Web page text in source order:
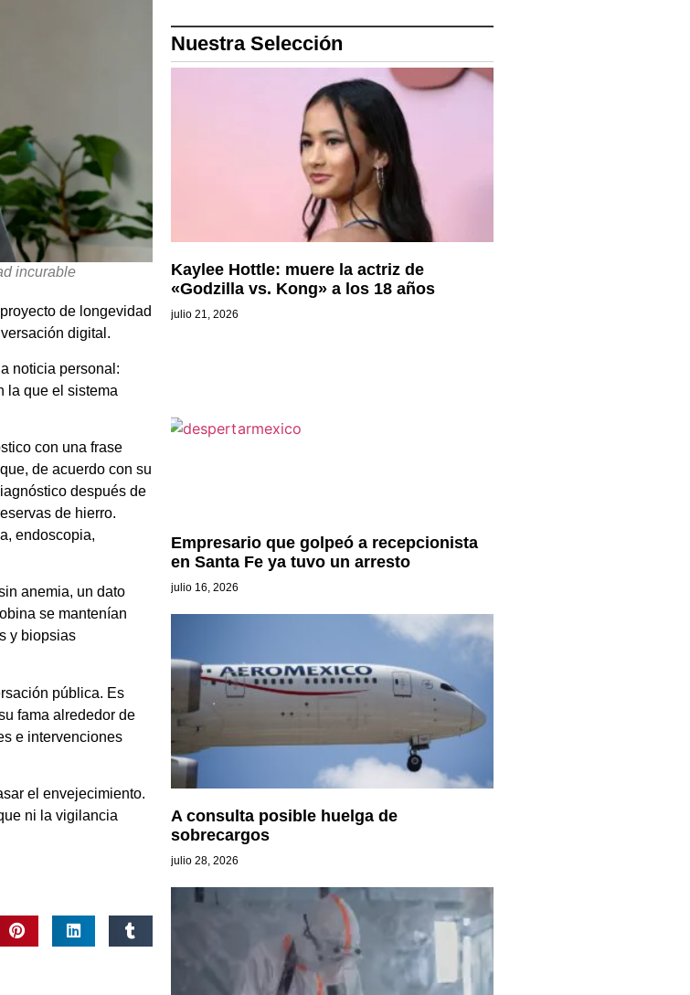
incurable
de longevidad
digital.
noticia personal:
la que el sistema
con una frase
de acuerdo con su
después de
de hierro.
endoscopia,
anemia, un dato
se mantenían
y biopsias
pública. Es
fama alrededor de
e intervenciones
el envejecimiento.
ni la vigilancia
Nuestra Selección
Kaylee Hottle: muere la actriz de
«Godzilla vs. Kong» a los 18 años
julio 21, 2026
Empresario que golpeó a recepcionista
en Santa Fe ya tuvo un arresto
julio 16, 2026
A consulta posible huelga de
sobrecargos
julio 28, 2026